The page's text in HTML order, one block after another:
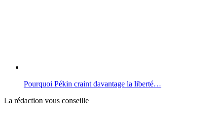
Pourquoi Pékin craint davantage la liberté…
La rédaction vous conseille